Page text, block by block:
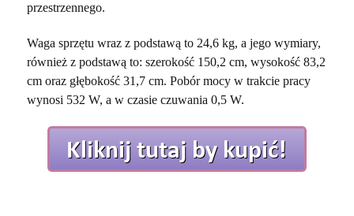
przestrzennego.
Waga sprzętu wraz z podstawą to 24,6 kg, a jego wymiary,
również z podstawą to: szerokość 150,2 cm, wysokość 83,2
cm oraz głębokość 31,7 cm. Pobór mocy w trakcie pracy
wynosi 532 W, a w czasie czuwania 0,5 W.